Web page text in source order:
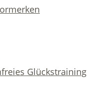
Glückstraining